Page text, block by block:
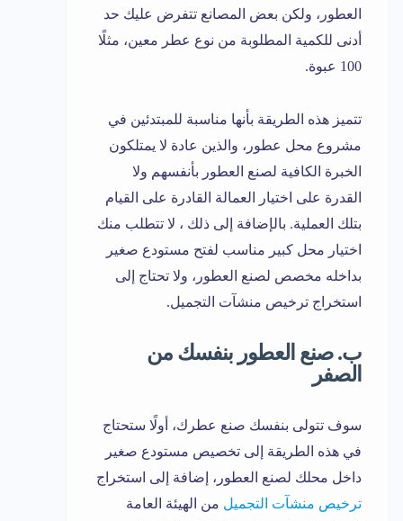
العطور، ولكن بعض المصانع تتفرض عليك حد
أدنى للكمية المطلوبة من نوع عطر معين، مثلًا
100 عبوة.
تتميز هذه الطريقة بأنها مناسبة للمبتدئين في
مشروع محل عطور، والذين عادة لا يمتلكون
الخبرة الكافية لصنع العطور بأنفسهم ولا
القدرة على اختيار العمالة القادرة على القيام
بتلك العملية. بالإضافة إلى ذلك ، لا تتطلب منك
اختيار محل كبير مناسب لفتح مستودع صغير
بداخله مخصص لصنع العطور، ولا تحتاج إلى
استخراج ترخيص منشآت التجميل.
ب. صنع العطور بنفسك من
الصفر
سوف تتولى بنفسك صنع عطرك، أولًا ستحتاج
في هذه الطريقة إلى تخصيص مستودع صغير
داخل محلك لصنع العطور، إضافة إلى استخراج
ترخيص منشآت التجميل من الهيئة العامة